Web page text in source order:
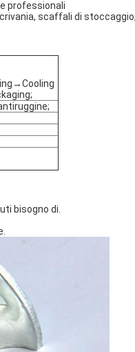
professionali
scaffali di
bisogno di.